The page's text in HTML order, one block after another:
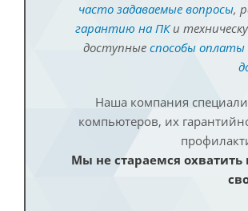
часто задаваемые вопросы,
гарантию на ПКи
доступные способы оплаты
Наша компания
компьютеров, их
Мы не стараемся